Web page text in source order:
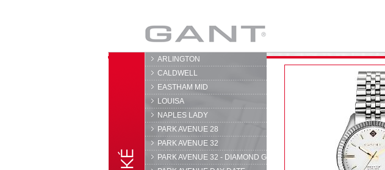
GANT
ARLINGTON
CALDWELL
EASTHAM MID
LOUISA
NAPLES LADY
PARK AVENUE 28
PARK AVENUE 32
PARK AVENUE 32 - DIAMOND G